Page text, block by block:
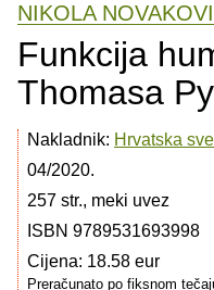
NIKOLA
Funkcija
Thomasa
Nakladnik: Hrvatska
04/2020.
257 str., meki uvez
ISBN 9789531693998
Cijena: 18.58 eur
Preračunato po fiksnom